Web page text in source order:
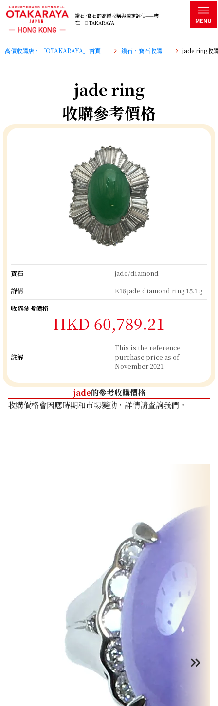
鑽石･寶石的高價收購與鑑定評估——盡
在「OTAKARAYA」
高價收購店・「OTAKARAYA」首頁 鑽石・寶石收購 jade ring收
jade ring
收購參考價格
寶石
jade/diamond
詳情
K18 jade diamond ring 15.1 g
收購參考價格
HKD 60,789.21
註解
This is the reference
purchase price as of
November 2021.
jade的參考收購價格
收購價格會因應時期和市場變動，詳情請查詢我們。